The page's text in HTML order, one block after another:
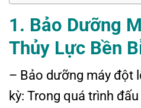
1. Bảo Dưỡng
Thủy Lực Bền
– Bảo dưỡng máy đột
kỳ: Trong quá trình